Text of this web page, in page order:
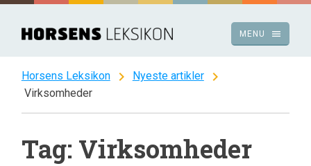
Spring
indhold
menu
MENU
Horsens Leksikon chevron_right Nyeste artikler chevron_right
Virksomheder
Tag: Virksomheder